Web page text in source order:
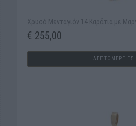
Χρυσό Μενταγιόν 14 Καράτια με
€ 255,00
ΛΕΠΤΟΜΕΡΕΙΕΣ